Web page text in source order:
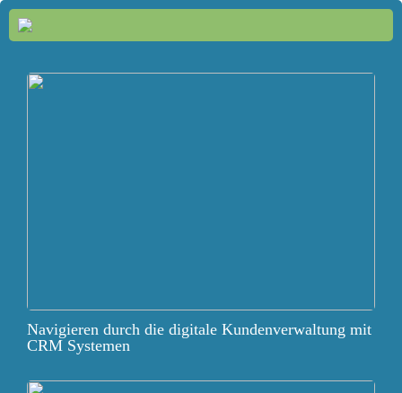
Navigieren durch die digitale Kundenverwaltung mit
CRM Systemen